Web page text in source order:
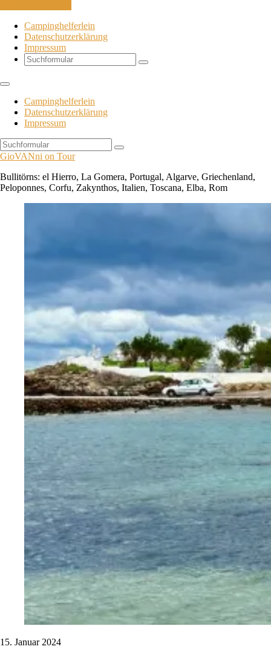
Campinghelferlein
Datenschutzerklärung
Impressum
Search
Campinghelferlein
Datenschutzerklärung
Impressum
Search
GioVANni on Tour
Bullitörns: el Hierro, La Gomera, Portugal, Algarve, Griechenland,
Peloponnes, Corfu, Zakynthos, Italien, Toscana, Elba, Rom
15. Januar 2024